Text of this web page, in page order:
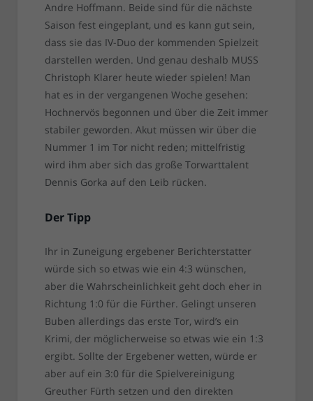
Andre Hoffmann. Beide sind für die nächste
Saison fest eingeplant, und es kann gut sein,
dass sie das IV-Duo der kommenden Spielzeit
darstellen werden. Und genau deshalb MUSS
Christoph Klarer heute wieder spielen! Man
hat es in der vergangenen Woche gesehen:
Hochnervös begonnen und über die Zeit immer
stabiler geworden. Akut müssen wir über die
Nummer 1 im Tor nicht reden; mittelfristig
wird ihm aber sich das große Torwarttalent
Dennis Gorka auf den Leib rücken.
Der Tipp
Ihr in Zuneigung ergebener Berichterstatter
würde sich so etwas wie ein 4:3 wünschen,
aber die Wahrscheinlichkeit geht doch eher in
Richtung 1:0 für die Fürther. Gelingt unseren
Buben allerdings das erste Tor, wird’s ein
Krimi, der möglicherweise so etwas wie ein 1:3
ergibt. Sollte der Ergebener wetten, würde er
aber auf ein 3:0 für die Spielvereinigung
Greuther Fürth setzen und den direkten